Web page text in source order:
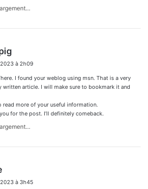
t
:
à 2h09
I found your weblog using msn. That is a very
written article. I will make sure to bookmark it and
read more of your useful information.
for the post. I’ll definitely comeback.
t
à 3h45